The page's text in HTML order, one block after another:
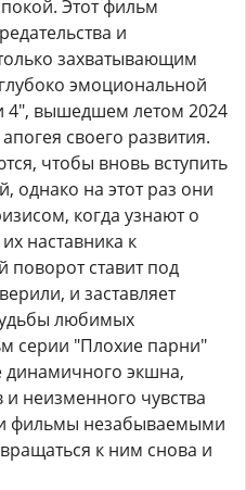
Этот фильм
и
захватывающим
эмоциональной
4", вышедшем летом 2024
своего развития.
чтобы вновь вступить
однако на этот раз они
когда узнают о
наставника к
поворот ставит под
и заставляет
любимых
серии "Плохие парни"
динамичного экшна,
неизменного чувства
фильмы незабываемыми
к ним снова и